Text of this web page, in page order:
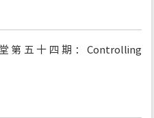
第五十四期：Controlling